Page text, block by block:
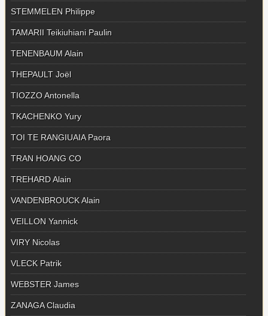
STEMMELEN Philippe
TAMARII Teikiuhiani Paulin
TENENBAUM Alain
THEPAULT Joël
TIOZZO Antonella
TKACHENKO Yury
TOI TE RANGIUAIA Paora
TRAN HOANG CO
TREHARD Alain
VANDENBROUCK Alain
VEILLON Yannick
VIRY Nicolas
VLECK Patrik
WEBSTER James
ZANAGA Claudia